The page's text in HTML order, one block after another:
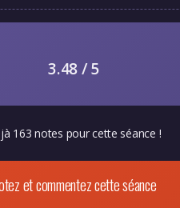
3.48 / 5
163 notes pour cette séance !
et commentez cette séance